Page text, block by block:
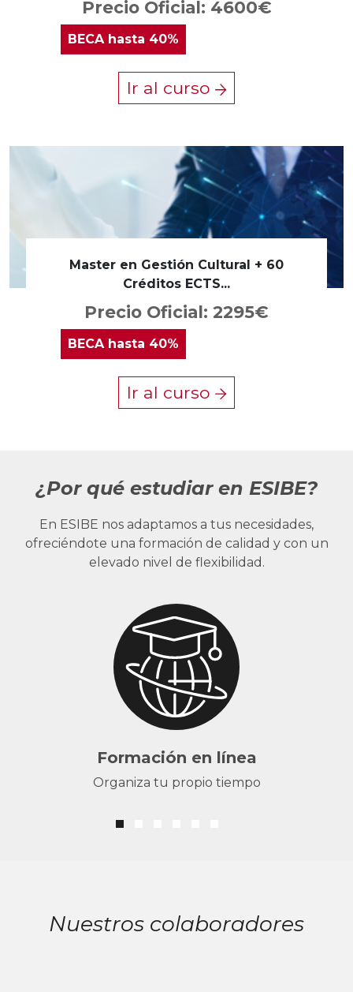
Precio Oficial: 4600€
BECAhasta 40%
Ir al curso
Master en Gestión Cultural + 60
Créditos ECTS...
Precio Oficial: 2295€
BECA hasta 40%
Ir al curso
¿Por qué estudiar en ESIBE?
En ESIBE nos adaptamos a tus necesidades,
ofreciéndote una formación de calidad y con un
elevado nivel de flexibilidad.
Formación en línea
Organiza tu propio tiempo
Nuestros colaboradores